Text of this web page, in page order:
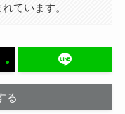
ています。
る